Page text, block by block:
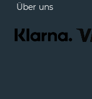
Über uns